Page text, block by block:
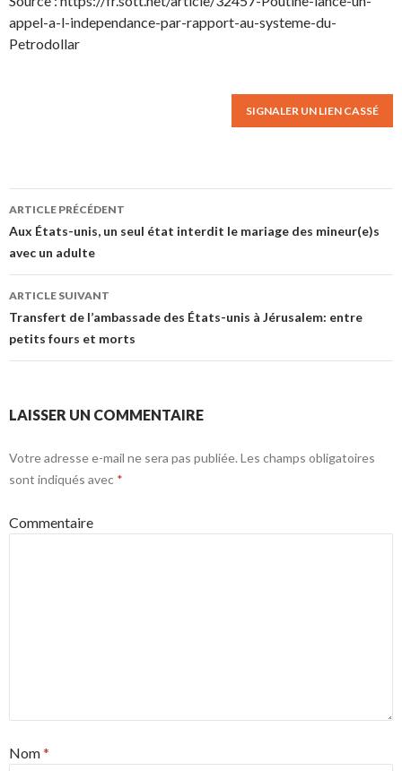
appel-a-l-independance-par-rapport-au-systeme-du-
Petrodollar
SIGNALER UN LIEN CASSÉ
Navigation des articles
ARTICLE PRÉCÉDENT
Aux États-unis, un seul état interdit le mariage des mineur(e)s
avec un adulte
ARTICLE SUIVANT
Transfert de l’ambassade des États-unis à Jérusalem: entre
petits fours et morts
LAISSER UN COMMENTAIRE
Votre adresse e-mail ne sera pas publiée. Les champs obligatoires
sont indiqués avec *
Commentaire
Nom*